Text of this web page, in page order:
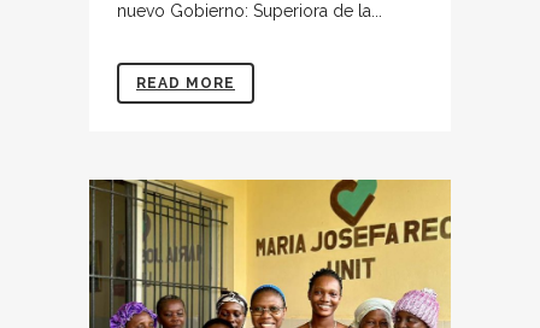
nuevo Gobierno: Superiora de la...
READ MORE